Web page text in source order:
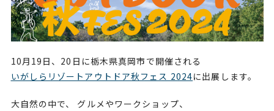
10月19日、20日に栃木県真岡市で開催される
いがしらリゾートアウトドア秋フェス 2024に出展します。
大自然の中で、 グルメやワークショップ、